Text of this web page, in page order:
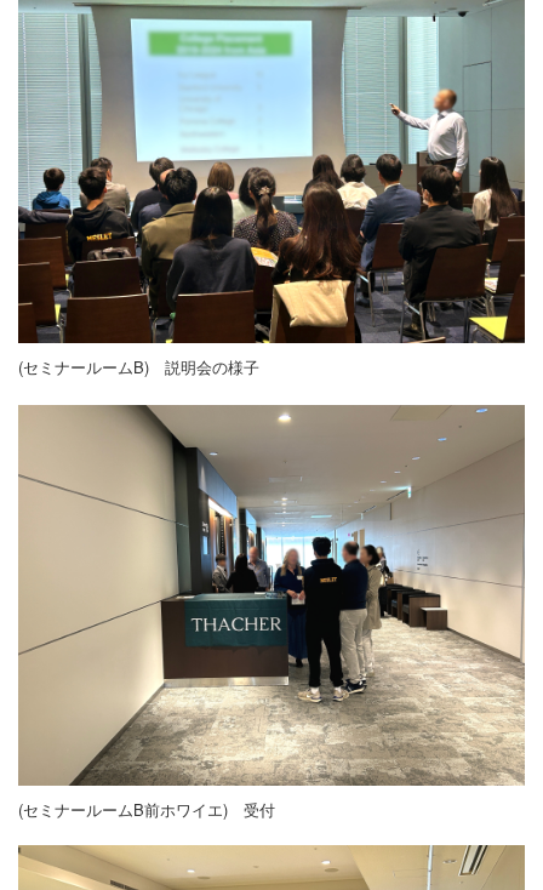
(セミナールームB) 説明会の様子
(セミナールームB前ホワイエ) 受付